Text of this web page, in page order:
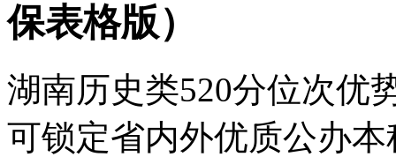
保表格版）
湖南历史类520分位次优
可锁定省内外优质公办